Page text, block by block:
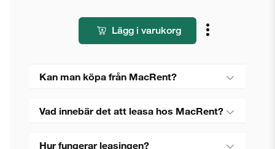
Lägg i varukorg
Kan man köpa från MacRent?
Vad innebär det att leasa hos MacRent?
Hur fungerar leasingen?